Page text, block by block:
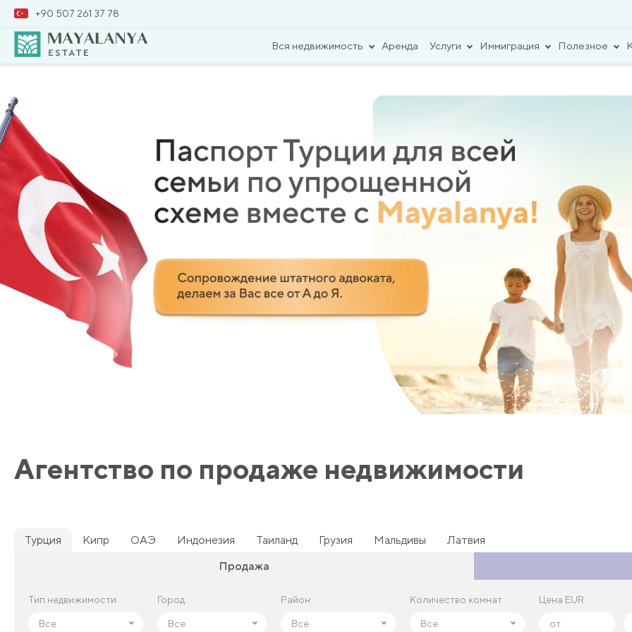
+90 507 261 37 78
Вся недвижимость Аренда Услуги Иммиграция Полезное
Агентство по продаже недвижимости
Турция Кипр ОАЭ Индонезия Таиланд Грузия Мальдивы
Латвия
Продажа
Тип недвижимости
Все
Город
Все
Район
Все
Количество комнат
Все
Цена EUR
Тип недвижимости
Все
Город
Все
Район
Все
Количество комнат
Все
Цена EUR